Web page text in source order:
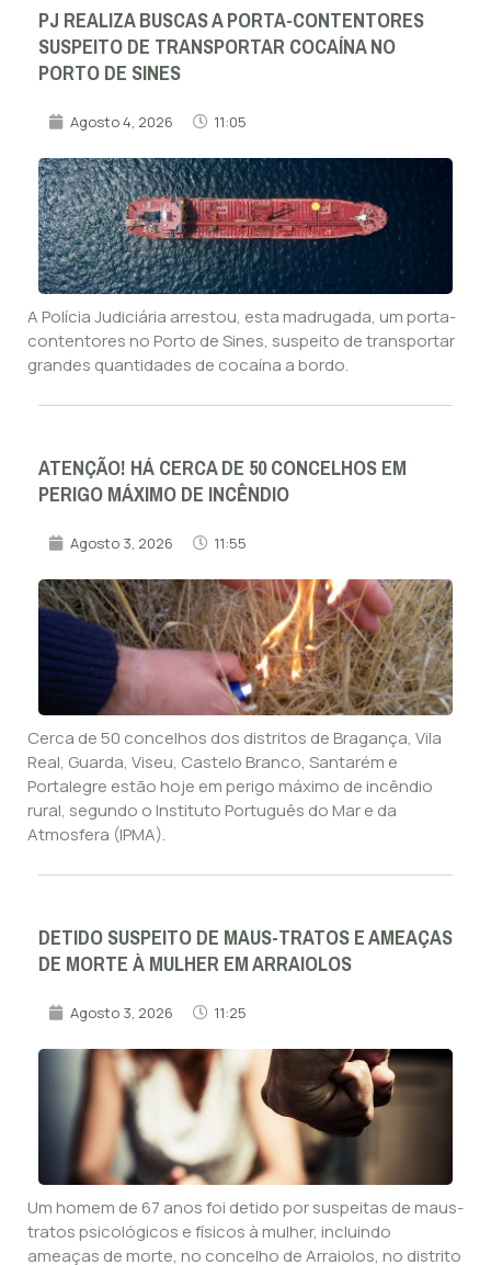
PJ REALIZA BUSCAS A PORTA-CONTENTORES
SUSPEITO DE TRANSPORTAR COCAÍNA NO
PORTO DE SINES
Agosto 4, 2026 11:05
A Polícia Judiciária arrestou, esta madrugada, um porta-
contentores no Porto de Sines, suspeito de transportar
grandes quantidades de cocaína a bordo.
ATENÇÃO! HÁ CERCA DE 50 CONCELHOS EM
PERIGO MÁXIMO DE INCÊNDIO
Agosto 3, 2026 11:55
Cerca de 50 concelhos dos distritos de Bragança, Vila
Real, Guarda, Viseu, Castelo Branco, Santarém e
Portalegre estão hoje em perigo máximo de incêndio
rural, segundo o Instituto Português do Mar e da
Atmosfera (IPMA).
DETIDO SUSPEITO DE MAUS-TRATOS E AMEAÇAS
DE MORTE À MULHER EM ARRAIOLOS
Agosto 3, 2026 11:25
Um homem de 67 anos foi detido por suspeitas de maus-
tratos psicológicos e físicos à mulher, incluindo
ameaças de morte, no concelho de Arraiolos, no distrito